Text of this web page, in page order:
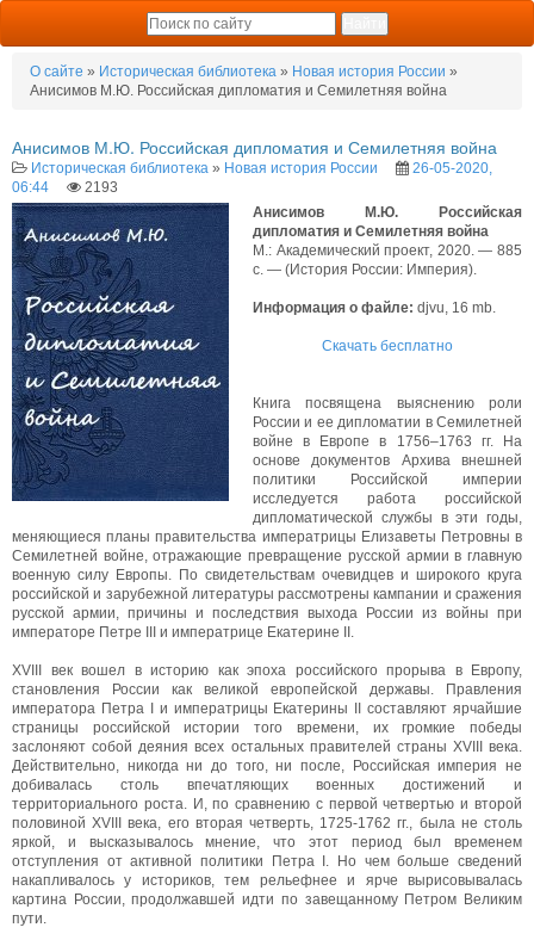
О сайте » Историческая библиотека » Новая история России »
Анисимов М.Ю. Российская дипломатия и Семилетняя война
Анисимов М.Ю. Российская дипломатия и Семилетняя война
Историческая библиотека » Новая история России
26-05-2020,
06:44
2193
Анисимов М.Ю. Российская
дипломатия и Семилетняя война
М.: Академический проект, 2020. — 885
с. — (История России: Империя).
Информация о файле: djvu, 16 mb.
Скачать бесплатно
Книга посвящена выяснению роли
России и ее дипломатии в Семилетней
войне в Европе в 1756–1763 гг. На
основе документов Архива внешней
политики Российской империи
исследуется работа российской
дипломатической службы в эти годы,
меняющиеся планы правительства императрицы Елизаветы Петровны в
Семилетней войне, отражающие превращение русской армии в главную
военную силу Европы. По свидетельствам очевидцев и широкого круга
российской и зарубежной литературы рассмотрены кампании и сражения
русской армии, причины и последствия выхода России из войны при
императоре Петре III и императрице Екатерине II.
XVIII век вошел в историю как эпоха российского прорыва в Европу,
становления России как великой европейской державы. Правления
императора Петра I и императрицы Екатерины II составляют ярчайшие
страницы российской истории того времени, их громкие победы
заслоняют собой деяния всех остальных правителей страны XVIII века.
Действительно, никогда ни до того, ни после, Российская империя не
добивалась столь впечатляющих военных достижений и
территориального роста. И, по сравнению с первой четвертью и второй
половиной XVIII века, его вторая четверть, 1725-1762 гг., была не столь
яркой, и высказывалось мнение, что этот период был временем
отступления от активной политики Петра I. Но чем больше сведений
накапливалось у историков, тем рельефнее и ярче вырисовывалась
картина России, продолжавшей идти по завещанному Петром Великим
пути.